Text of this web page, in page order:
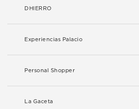
DHIERRO
Experiencias Palacio
Personal Shopper
La Gaceta